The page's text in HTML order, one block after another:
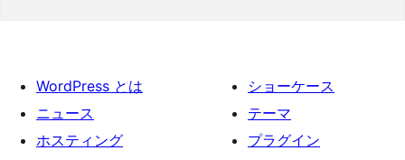
WordPress とは
ニュース
ホスティング
ショーケース
テーマ
プラグイン